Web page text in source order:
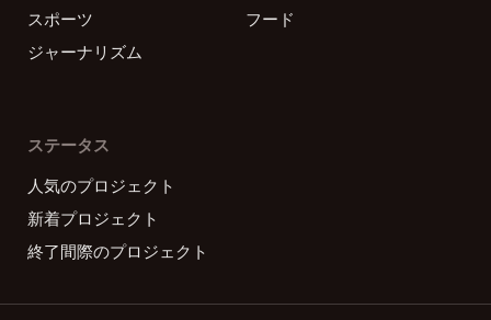
スポーツ
フード
ジャーナリズム
ステータス
人気のプロジェクト
新着プロジェクト
終了間際のプロジェクト